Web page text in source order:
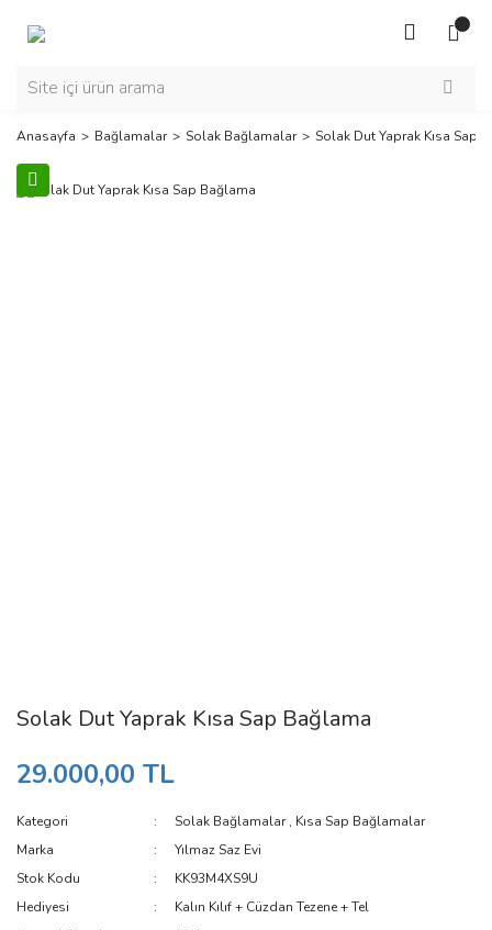
Anasayfa Bağlamalar Solak Bağlamalar Solak Dut Yaprak Kısa Sap
Solak Dut Yaprak Kısa Sap Bağlama
29.000,00 TL
Kategori Solak Bağlamalar, Kısa Sap Bağlamalar
Marka
Yılmaz Saz Evi
Stok Kodu
KK93M4XS9U
Hediyesi
Kalın Kılıf + Cüzdan Tezene + Tel